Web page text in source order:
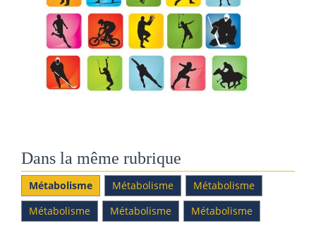
Dans la même rubrique
Métabolisme Métabolisme
Métabolisme
Métabolisme
Métabolisme Métabolisme